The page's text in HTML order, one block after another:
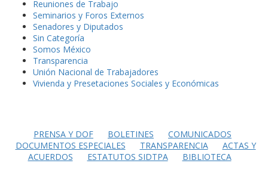
Reuniones de Trabajo
Seminarios y Foros Externos
Senadores y Diputados
Sin Categoría
Somos México
Transparencia
Unión Nacional de Trabajadores
Vivienda y Presetaciones Sociales y Económicas
PRENSA Y DOF BOLETINES
COMUNICADOS
DOCUMENTOS ESPECIALES
TRANSPARENCIA
ACTAS Y
ACUERDOS
ESTATUTOS SIDTPA BIBLIOTECA